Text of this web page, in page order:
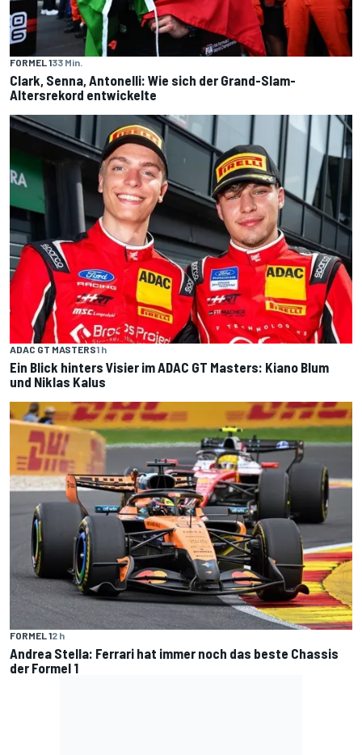
FORMEL 133 Min.
Clark, Senna, Antonelli: Wie sich der Grand-Slam-
Altersrekord entwickelte
ADAC GT MASTERS1 h
Ein Blick hinters Visier im ADAC GT Masters: Kiano Blum
und Niklas Kalus
FORMEL 12 h
Andrea Stella: Ferrari hat immer noch das beste Chassis
der Formel 1